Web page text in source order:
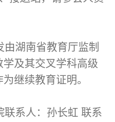
湖南省教育厅监制
及其交叉学科高级
继续教育证明。
联系人：孙长虹 联系